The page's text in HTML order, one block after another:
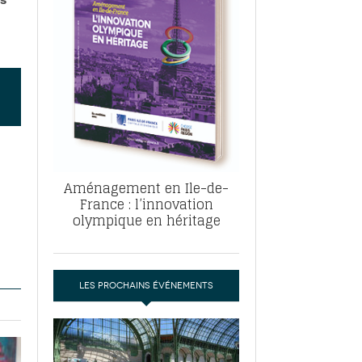
un
ABF, ZAC : F. Vauglin détaille sa
pour l’urbanisme parisien- 17
de la tech et de la finance
de la location de luxe-
Aménagement en Ile-de-
France : l’innovation
olympique en héritage
LES PROCHAINS ÉVÉNEMENTS